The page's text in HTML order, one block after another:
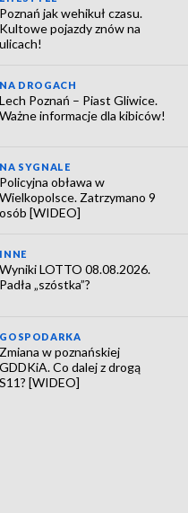
Poznań jak wehikuł czasu.
Kultowe pojazdy znów na
ulicach!
NA DROGACH
Lech Poznań – Piast Gliwice.
Ważne informacje dla kibiców!
NA SYGNALE
Policyjna obława w
Wielkopolsce. Zatrzymano 9
osób [WIDEO]
INNE
Wyniki LOTTO 08.08.2026.
Padła „szóstka”?
GOSPODARKA
Zmiana w poznańskiej
GDDKiA. Co dalej z drogą
S11? [WIDEO]